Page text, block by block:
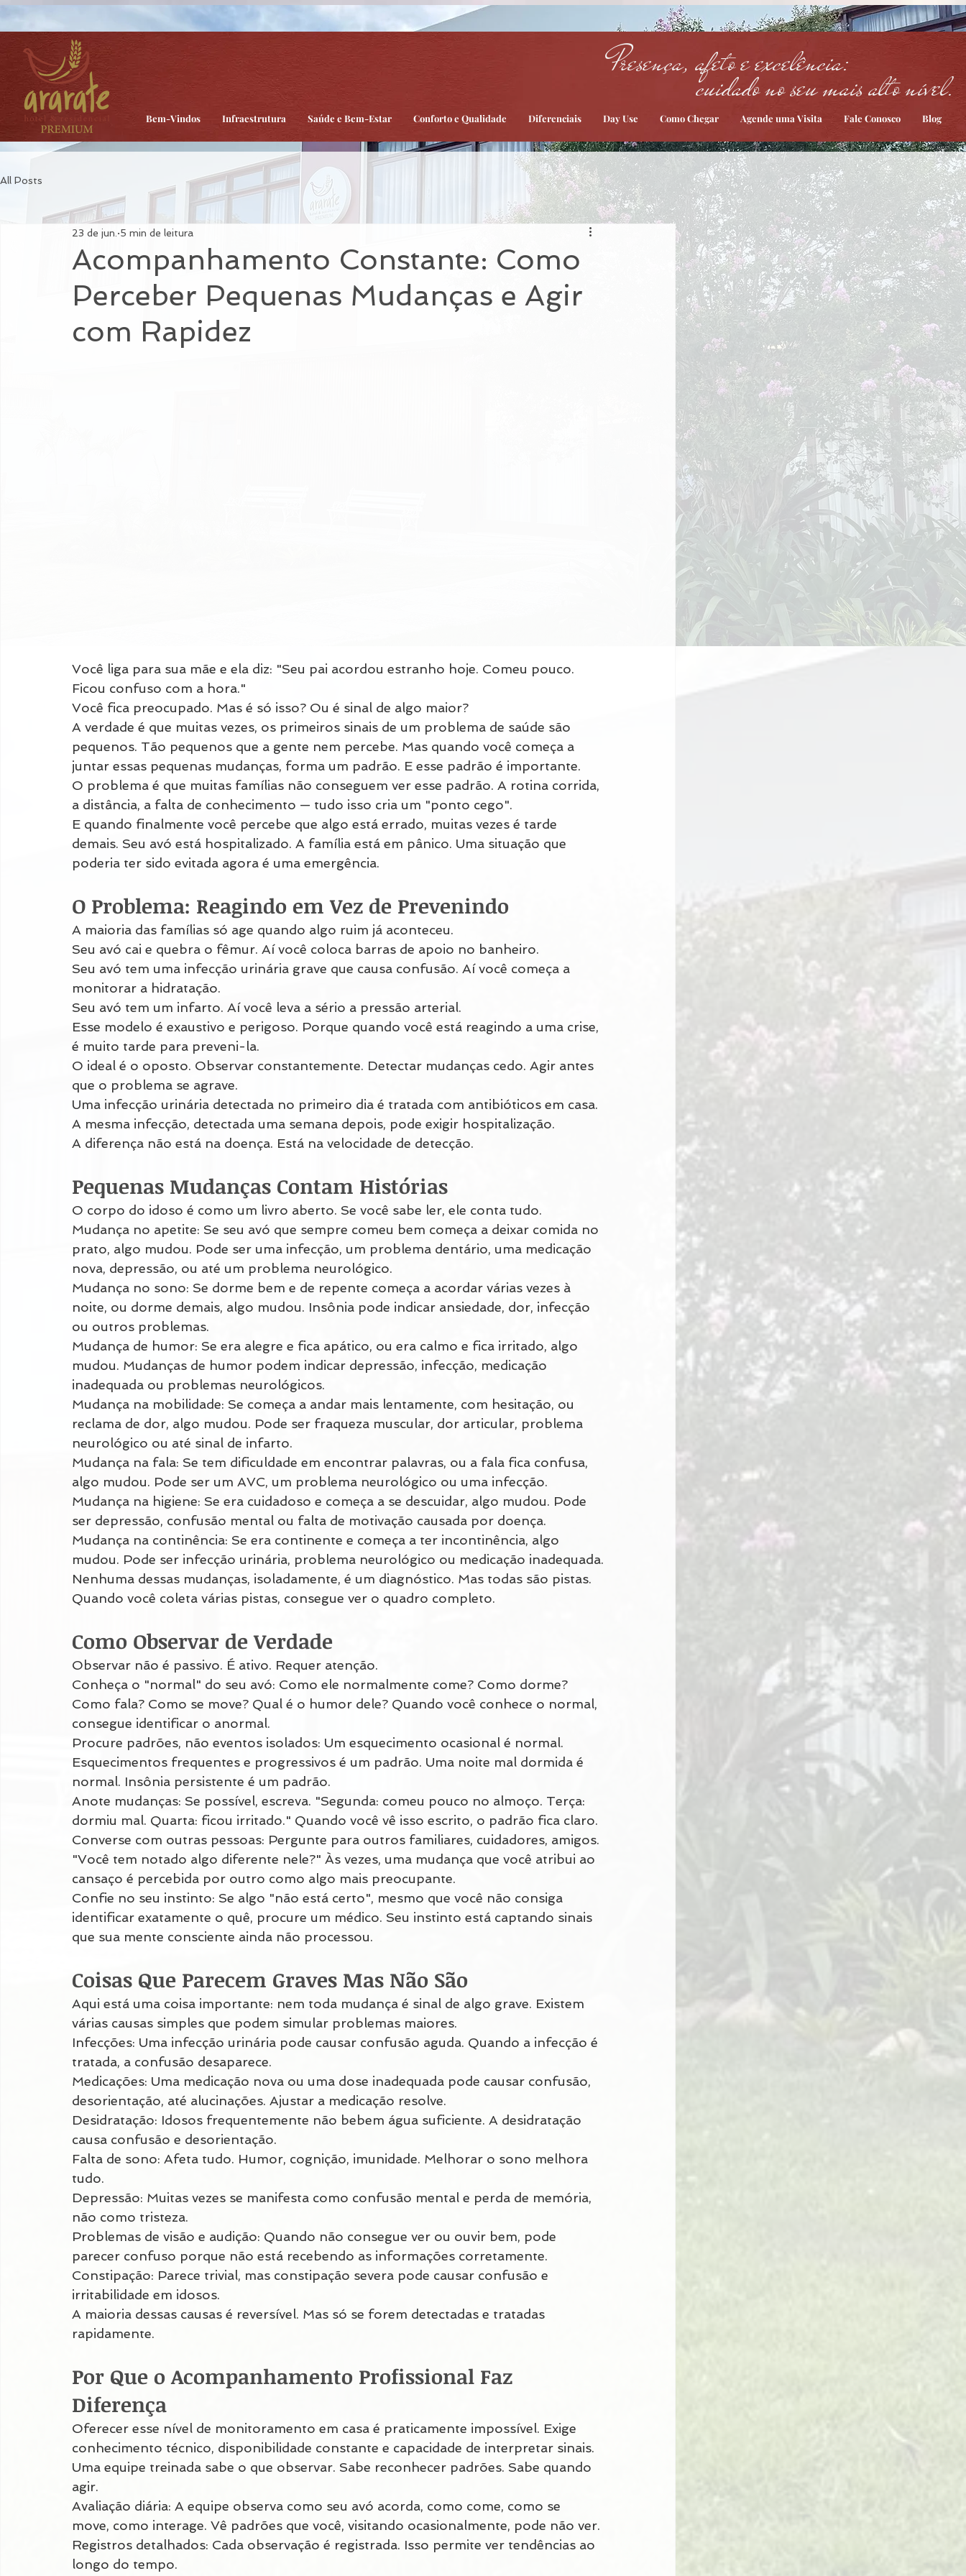
head:
Presença, afeto e excelência:
Bem-Vindos Infraestrutura Saúde e Bem-Estar Conforto e Qualidade Diferenciais Day Use Como Chegar Agende uma Visita Fale Conosco Blog
cuidado no seu mais alto nível.
All Posts
Acompanhamento Constante: Como
Perceber Pequenas Mudanças e Agir
com Rapidez
23 de jun. 5 min de leitura
Você liga para sua mãe e ela diz: "Seu pai acordou estranho hoje. Comeu pouco.
Ficou confuso com a hora."
Você fica preocupado. Mas é só isso? Ou é sinal de algo maior?
A verdade é que muitas vezes, os primeiros sinais de um problema de saúde são
pequenos. Tão pequenos que a gente nem percebe. Mas quando você começa a
juntar essas pequenas mudanças, forma um padrão. E esse padrão é importante.
O problema é que muitas famílias não conseguem ver esse padrão. A rotina corrida,
a distância, a falta de conhecimento — tudo isso cria um "ponto cego".
E quando finalmente você percebe que algo está errado, muitas vezes é tarde
demais. Seu avó está hospitalizado. A família está em pânico. Uma situação que
poderia ter sido evitada agora é uma emergência.
O Problema: Reagindo em Vez de Prevenindo
A maioria das famílias só age quando algo ruim já aconteceu.
Seu avó cai e quebra o fêmur. Aí você coloca barras de apoio no banheiro.
Seu avó tem uma infecção urinária grave que causa confusão. Aí você começa a
monitorar a hidratação.
Seu avó tem um infarto. Aí você leva a sério a pressão arterial.
Esse modelo é exaustivo e perigoso. Porque quando você está reagindo a uma crise,
é muito tarde para preveni-la.
O ideal é o oposto. Observar constantemente. Detectar mudanças cedo. Agir antes
que o problema se agrave.
Uma infecção urinária detectada no primeiro dia é tratada com antibióticos em casa.
A mesma infecção, detectada uma semana depois, pode exigir hospitalização.
A diferença não está na doença. Está na velocidade de detecção.
Pequenas Mudanças Contam Histórias
O corpo do idoso é como um livro aberto. Se você sabe ler, ele conta tudo.
Mudança no apetite: Se seu avó que sempre comeu bem começa a deixar comida no
prato, algo mudou. Pode ser uma infecção, um problema dentário, uma medicação
nova, depressão, ou até um problema neurológico.
Mudança no sono: Se dorme bem e de repente começa a acordar várias vezes à
noite, ou dorme demais, algo mudou. Insônia pode indicar ansiedade, dor, infecção
ou outros problemas.
Mudança de humor: Se era alegre e fica apático, ou era calmo e fica irritado, algo
mudou. Mudanças de humor podem indicar depressão, infecção, medicação
inadequada ou problemas neurológicos.
Mudança na mobilidade: Se começa a andar mais lentamente, com hesitação, ou
reclama de dor, algo mudou. Pode ser fraqueza muscular, dor articular, problema
neurológico ou até sinal de infarto.
Mudança na fala: Se tem dificuldade em encontrar palavras, ou a fala fica confusa,
algo mudou. Pode ser um AVC, um problema neurológico ou uma infecção.
Mudança na higiene: Se era cuidadoso e começa a se descuidar, algo mudou. Pode
ser depressão, confusão mental ou falta de motivação causada por doença.
Mudança na continência: Se era continente e começa a ter incontinência, algo
mudou. Pode ser infecção urinária, problema neurológico ou medicação inadequada.
Nenhuma dessas mudanças, isoladamente, é um diagnóstico. Mas todas são pistas.
Quando você coleta várias pistas, consegue ver o quadro completo.
Como Observar de Verdade
Observar não é passivo. É ativo. Requer atenção.
Conheça o "normal" do seu avó: Como ele normalmente come? Como dorme?
Como fala? Como se move? Qual é o humor dele? Quando você conhece o normal,
consegue identificar o anormal.
Procure padrões, não eventos isolados: Um esquecimento ocasional é normal.
Esquecimentos frequentes e progressivos é um padrão. Uma noite mal dormida é
normal. Insônia persistente é um padrão.
Anote mudanças: Se possível, escreva. "Segunda: comeu pouco no almoço. Terça:
dormiu mal. Quarta: ficou irritado." Quando você vê isso escrito, o padrão fica claro.
Converse com outras pessoas: Pergunte para outros familiares, cuidadores, amigos.
"Você tem notado algo diferente nele?" Às vezes, uma mudança que você atribui ao
cansaço é percebida por outro como algo mais preocupante.
Confie no seu instinto: Se algo "não está certo", mesmo que você não consiga
identificar exatamente o quê, procure um médico. Seu instinto está captando sinais
que sua mente consciente ainda não processou.
Coisas Que Parecem Graves Mas Não São
Aqui está uma coisa importante: nem toda mudança é sinal de algo grave. Existem
várias causas simples que podem simular problemas maiores.
Infecções: Uma infecção urinária pode causar confusão aguda. Quando a infecção é
tratada, a confusão desaparece.
Medicações: Uma medicação nova ou uma dose inadequada pode causar confusão,
desorientação, até alucinações. Ajustar a medicação resolve.
Desidratação: Idosos frequentemente não bebem água suficiente. A desidratação
causa confusão e desorientação.
Falta de sono: Afeta tudo. Humor, cognição, imunidade. Melhorar o sono melhora
tudo.
Depressão: Muitas vezes se manifesta como confusão mental e perda de memória,
não como tristeza.
Problemas de visão e audição: Quando não consegue ver ou ouvir bem, pode
parecer confuso porque não está recebendo as informações corretamente.
Constipação: Parece trivial, mas constipação severa pode causar confusão e
irritabilidade em idosos.
A maioria dessas causas é reversível. Mas só se forem detectadas e tratadas
rapidamente.
Por Que o Acompanhamento Profissional Faz
Diferença
Oferecer esse nível de monitoramento em casa é praticamente impossível. Exige
conhecimento técnico, disponibilidade constante e capacidade de interpretar sinais.
Uma equipe treinada sabe o que observar. Sabe reconhecer padrões. Sabe quando
agir.
Avaliação diária: A equipe observa como seu avó acorda, como come, como se
move, como interage. Vê padrões que você, visitando ocasionalmente, pode não ver.
Registros detalhados: Cada observação é registrada. Isso permite ver tendências ao
longo do tempo.